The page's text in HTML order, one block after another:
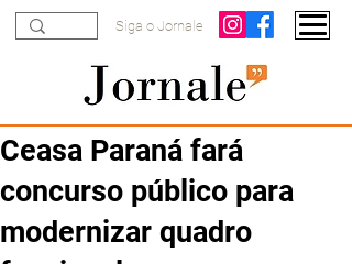
Siga o Jornale
Ceasa Paraná fará
concurso público para
modernizar quadro